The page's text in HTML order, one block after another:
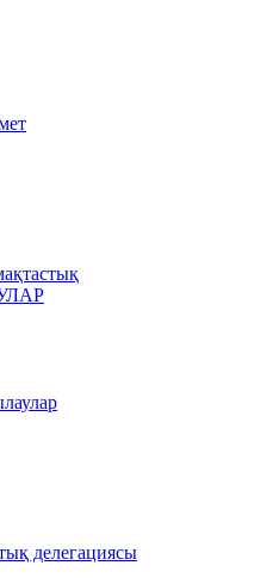
делегациясы